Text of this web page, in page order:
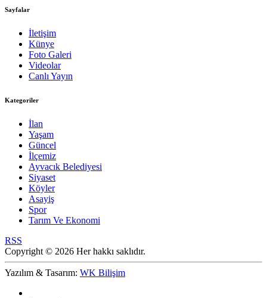
Sayfalar
İletişim
Künye
Foto Galeri
Videolar
Canlı Yayın
Kategoriler
İlan
Yaşam
Güncel
İlçemiz
Ayvacık Belediyesi
Siyaset
Köyler
Asayiş
Spor
Tarım Ve Ekonomi
RSS
Copyright © 2026 Her hakkı saklıdır.
Yazılım & Tasarım: WK Bilişim